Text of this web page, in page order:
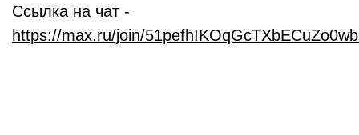
Ссылка на чат -
https://max.ru/join/